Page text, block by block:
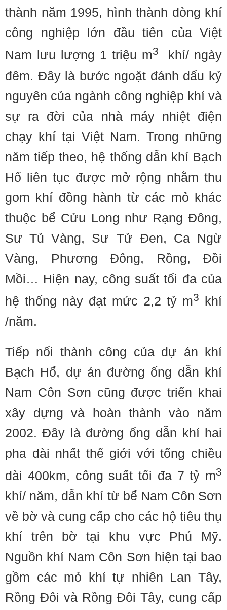
thành năm 1995, hình thành dòng khí
công nghiệp lớn đầu tiên của Việt
Nam lưu lượng 1 triệu m3
khí/ ngày
đêm. Ðây là bước ngoặt đánh dấu kỷ
nguyên của ngành công nghiệp khí và
sự ra đời của nhà máy nhiệt điện
chạy khí tại Việt Nam. Trong những
năm tiếp theo, hệ thống dẫn khí Bạch
Hổ liên tục được mở rộng nhằm thu
gom khí đồng hành từ các mỏ khác
thuộc bể Cửu Long như Rạng Ðông,
Sư Tủ Vàng, Sư Tử Ðen, Ca Ngừ
Vàng, Phương Ðông, Rồng, Ðồi
Mồi… Hiện nay, công suất tối đa của
hệ thống này đạt mức 2,2 tỷ m3 khí
/năm.
Tiếp nối thành công của dự án khí
Bạch Hổ, dự án đường ống dẫn khí
Nam Côn Sơn cũng được triển khai
xây dựng và hoàn thành vào năm
2002. Ðây là đường ống dẫn khí hai
pha dài nhất thế giới với tổng chiều
dài 400km, công suất tối đa 7 tỷ m3
khí/ năm, dẫn khí từ bể Nam Côn Sơn
về bờ và cung cấp cho các hộ tiêu thụ
khí trên bờ tại khu vực Phú Mỹ.
Nguồn khí Nam Côn Sơn hiện tại bao
gồm các mỏ khí tự nhiên Lan Tây,
Rồng Ðôi và Rồng Ðôi Tây, cung cấp